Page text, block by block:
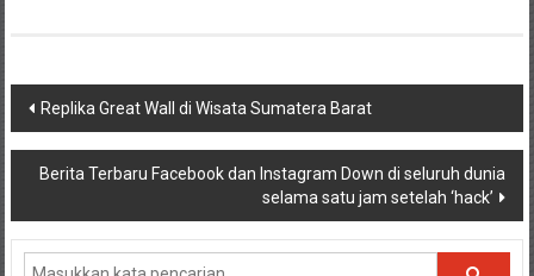
Navigasi
pos
Replika Great Wall di Wisata Sumatera Barat
Berita Terbaru Facebook dan Instagram Down di seluruh dunia
selama satu jam setelah ‘hack’